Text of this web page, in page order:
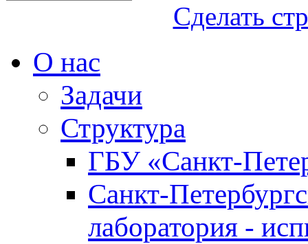
Сделать
О нас
Задачи
Структура
ГБУ «Санкт-
Санкт-
лаборатория -